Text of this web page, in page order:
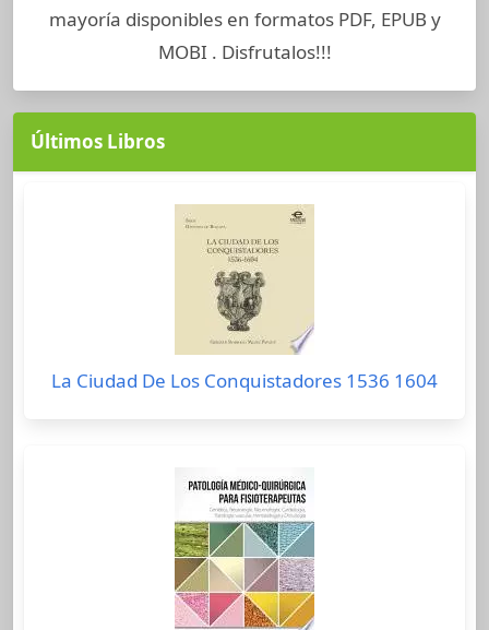
mayoría disponibles en formatos PDF, EPUB y
MOBI . Disfrutalos!!!
Últimos Libros
La Ciudad De Los Conquistadores 1536 1604